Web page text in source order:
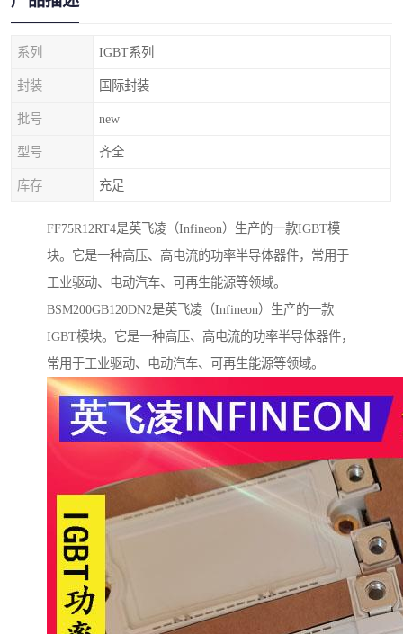
系列 IGBT系列
封装 国际封装
批号 new
型号 齐全
库存 充足
FF75R12RT4是英飞凌（Infineon）生产的一款IGBT模
块。它是一种高压、高电流的功率半导体器件，常用于
工业驱动、电动汽车、可再生能源等领域。
BSM200GB120DN2是英飞凌（Infineon）生产的一款
IGBT模块。它是一种高压、高电流的功率半导体器件，
常用于工业驱动、电动汽车、可再生能源等领域。